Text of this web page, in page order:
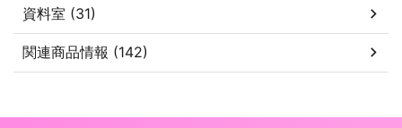
資料室 (31)
関連商品情報 (142)